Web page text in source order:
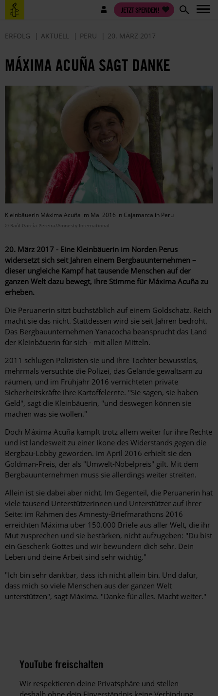
Direkt
zum
Benutzermenü JETZT SPENDEN!
ERFOLG AKTUELL PERU 20. MÄRZ 2017
MÁXIMA ACUÑA SAGT DANKE
Kleinbäuerin Máxima Acuña im Mai 2016 in Cajamarca in Peru
© Raúl García Pereira/Amnesty International
20. März 2017 - Eine Kleinbäuerin im Norden Perus
widersetzt sich seit Jahren einem Bergbauunternehmen –
dieser ungleiche Kampf hat tausende Menschen auf der
ganzen Welt dazu bewegt, ihre Stimme für Máxima Acuña zu
erheben.
Die Peruanerin sitzt buchstäblich auf einem Goldschatz. Reich
macht sie das nicht. Stattdessen wird sie seit Jahren bedroht.
Das Bergbauunternehmen Yanacocha beansprucht das Land
der Kleinbäuerin für sich - mit allen Mitteln.
2011 schlugen Polizisten sie und ihre Tochter bewusstlos,
mehrmals versuchte die Polizei, das Gelände gewaltsam zu
räumen, und im Frühjahr 2016 vernichteten private
Sicherheitskräfte ihre Kartoffelernte. "Sie sagen, sie haben
Geld", sagt die Kleinbäuerin, "und deswegen können sie
machen was sie wollen."
Doch Máxima Acuña kämpft trotz allem weiter für ihre Rechte
und ist landesweit zu einer Ikone des Widerstands gegen die
Bergbau-Lobby geworden. Im April 2016 erhielt sie den
Goldman-Preis, der als "Umwelt-Nobelpreis" gilt. Mit dem
Bergbauunternehmen muss sie allerdings weiter streiten.
Allein ist sie dabei aber nicht. Im Gegenteil, die Peruanerin hat
viele tausend Unterstützerinnen und Unterstützer auf ihrer
Seite: im Rahmen des Amnesty-Briefmarathons 2016
erreichten Máxima über 150.000 Briefe aus aller Welt, die ihr
Mut zusprechen und sie bestärken, nicht aufzugeben: "Du bist
ein Geschenk Gottes und wir bewundern dich sehr. Dein
Leben und deine Arbeit sind sehr wichtig."
"Ich bin sehr dankbar, dass ich nicht allein bin. Und dafür,
dass mich so viele Menschen aus der ganzen Welt
unterstützen", sagt Máxima. "Danke für alles. Macht weiter."
YouTube freischalten
Wir respektieren deine Privatsphäre und stellen
deshalb ohne dein Einverständnis keine Verbindung